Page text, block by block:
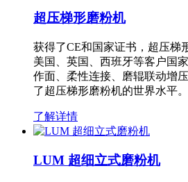
超压梯形磨粉机
获得了CE和国家证书，超压梯
美国、英国、西班牙等客户国
作面、柔性连接、磨辊联动增
了超压梯形磨粉机的世界水平
了解详情
LUM 超细立式磨粉机